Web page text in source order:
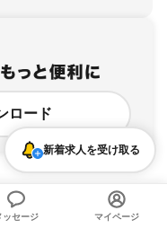
ロード
新着求人を受け取る
ッセージ マイページ